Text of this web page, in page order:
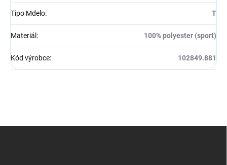
Tipo Mdelo: T
Materiál : 100% polyester (sport)
Kód výrobce: 102849.881